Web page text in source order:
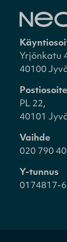
Yrjönkatu
40100
Postiosoite
PL 22,
40101
Vaihde
020 790
Y-tunnus
0174817-6